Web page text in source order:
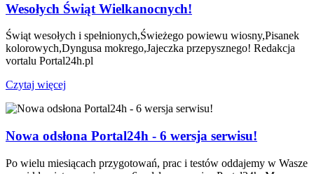
Wesołych Świąt Wielkanocnych!
Świąt wesołych i spełnionych,Świeżego powiewu wiosny,Pisanek
kolorowych,Dyngusa mokrego,Jajeczka przepysznego! Redakcja
vortalu Portal24h.pl
Czytaj więcej
Nowa odsłona Portal24h - 6 wersja serwisu!
Po wielu miesiącach przygotowań, prac i testów oddajemy w Wasze